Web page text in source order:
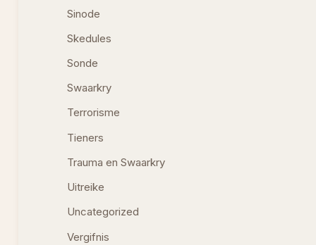
Sinode
Skedules
Sonde
Swaarkry
Terrorisme
Tieners
Trauma en Swaarkry
Uitreike
Uncategorized
Vergifnis